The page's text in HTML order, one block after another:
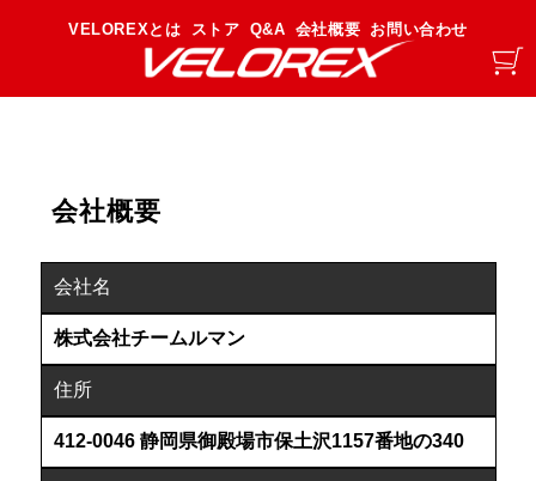
VELOREXとは ストア Q&A 会社概要 お問い合わせ
会社概要
会社名
株式会社チームルマン
住所
412-0046 静岡県御殿場市保土沢1157番地の340